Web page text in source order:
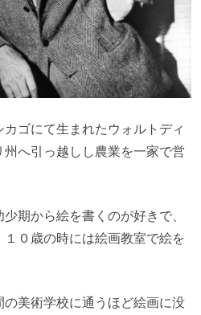
ゴにて生まれたウォルトディ
へ引っ越しし農業を一家で営
期から絵を書くのが好きで、
０歳の時には絵画教室で絵を
美術学校に通うほど絵画に没